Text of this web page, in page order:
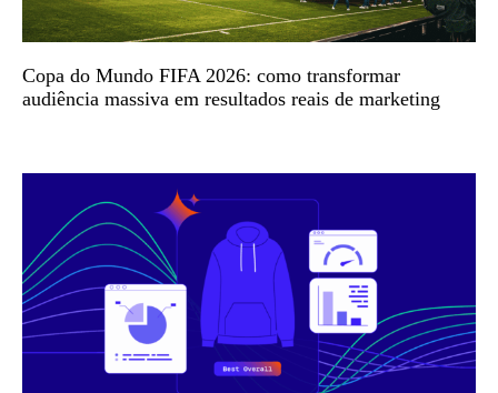
Copa do Mundo FIFA 2026: como transformar
audiência massiva em resultados reais de marketing